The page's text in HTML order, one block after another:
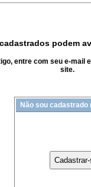
podem
entre com seu e-mail
site.
Não sou cadastrado